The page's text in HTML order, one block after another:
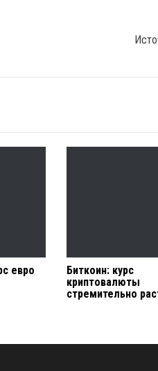
евро
Биткоин: курс
криптовалюты
стремительно